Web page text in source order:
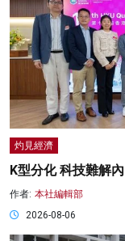
灼見經濟
K型分化 科技難解
作者: 本社編輯部
2026-08-06